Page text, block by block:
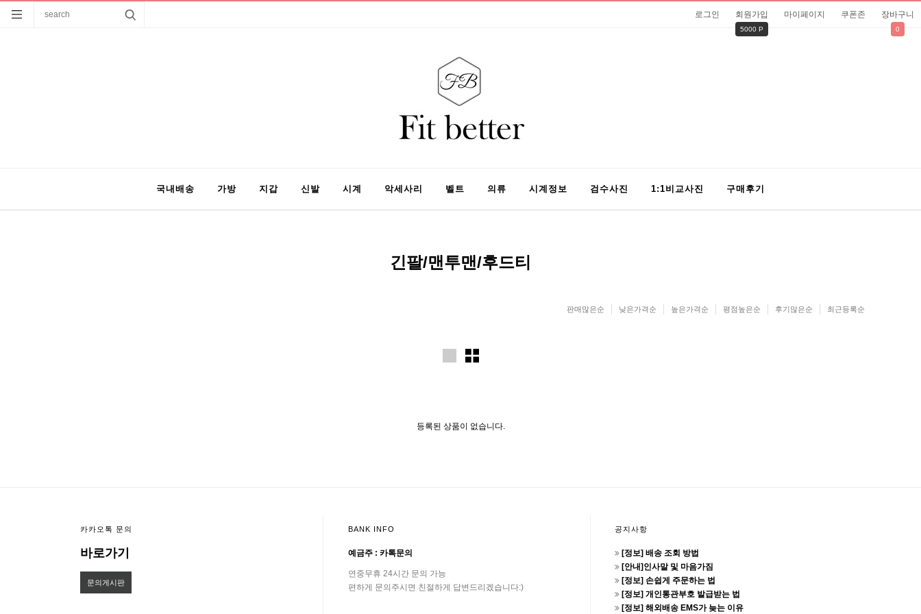
로그인 회원가입
5000 P
마이페이지 쿠폰존 장바구니
0
국내배송 가방 지갑 신발 시계 악세사리 벨트 의류 시계정보 검수사진 1:1비교사진 구매후기
긴팔/맨투맨/후드티
판매많은순 낮은가격순 높은가격순 평점높은순 후기많은순 최근등록순
등록된 상품이 없습니다.
카카오톡 문의
바로가기
문의게시판
BANK INFO
예금주 : 카톡문의
연중무휴 24시간 문의 가능
편하게 문의주시면 친절하게 답변드리겠습니다:)
공지사항
[정보] 배송 조회 방법
[안내]인사말 및 마음가짐
[정보] 손쉽게 주문하는 법
[정보] 개인통관부호 발급받는 법
[정보] 해외배송 EMS가 늦는 이유